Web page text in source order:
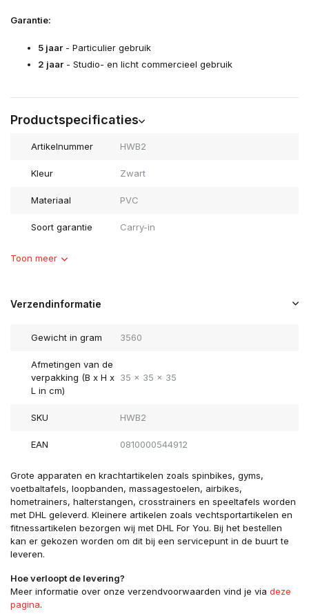
Garantie:
5 jaar - Particulier gebruik
2 jaar - Studio- en licht commercieel gebruik
Productspecificaties
Artikelnummer HWB2
Kleur Zwart
Materiaal PVC
Soort garantie Carry-in
Toon meer
Verzendinformatie
Gewicht in gram 3560
Afmetingen van de
verpakking (B x H x
L in cm)
35 x 35 x 35
SKU HWB2
EAN 0810000544912
Grote apparaten en krachtartikelen zoals spinbikes, gyms,
voetbaltafels, loopbanden, massagestoelen, airbikes,
hometrainers, halterstangen, crosstrainers en speeltafels worden
met DHL geleverd. Kleinere artikelen zoals vechtsportartikelen en
fitnessartikelen bezorgen wij met DHL For You. Bij het bestellen
kan er gekozen worden om dit bij een servicepunt in de buurt te
leveren.
Hoe verloopt de levering?
Meer informatie over onze verzendvoorwaarden vind je via deze
pagina.